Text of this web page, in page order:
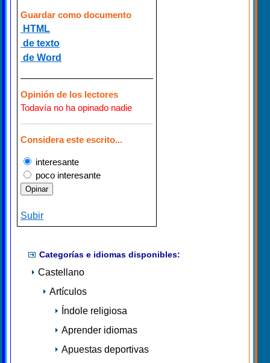
Guardar como documento
HTML
de texto
de Word
Opinión de los lectores
Todavía no ha opinado nadie
Considera este escrito...
interesante
poco interesante
Subir
Categorías e idiomas disponibles:
Castellano
Artículos
Índole religiosa
Aprender idiomas
Apuestas deportivas